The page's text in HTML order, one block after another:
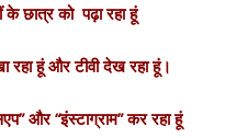
छात्र को पढ़ा रहा हूं
हूं और टीवी देख रहा हूं।
और “इंस्टाग्राम” कर रहा हूं